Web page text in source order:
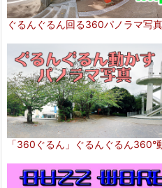
ぐるんぐるん回る360パノラマ写真
「360ぐるん」ぐるんぐるん360°